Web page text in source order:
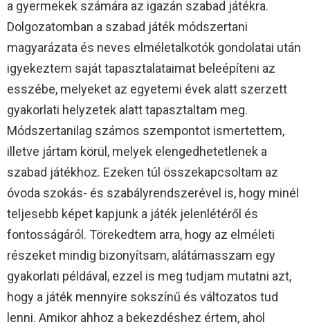
a gyermekek számára az igazán szabad játékra.
Dolgozatomban a szabad játék módszertani
magyarázata és neves elméletalkotók gondolatai után
igyekeztem saját tapasztalataimat beleépíteni az
esszébe, melyeket az egyetemi évek alatt szerzett
gyakorlati helyzetek alatt tapasztaltam meg.
Módszertanilag számos szempontot ismertettem,
illetve jártam körül, melyek elengedhetetlenek a
szabad játékhoz. Ezeken túl összekapcsoltam az
óvoda szokás- és szabályrendszerével is, hogy minél
teljesebb képet kapjunk a játék jelenlétéről és
fontosságáról. Törekedtem arra, hogy az elméleti
részeket mindig bizonyítsam, alátámasszam egy
gyakorlati példával, ezzel is meg tudjam mutatni azt,
hogy a játék mennyire sokszínű és változatos tud
lenni. Amikor ahhoz a bekezdéshez értem, ahol